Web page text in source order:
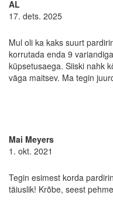
AL
17. dets. 2025
Mul oli ka kaks suurt
korrutada enda 9
küpsetusaega. Siiski nahk
väga maitsev. Ma tegin
Mai Meyers
1. okt. 2021
Tegin esimest korda
täiuslik! Krõbe, seest